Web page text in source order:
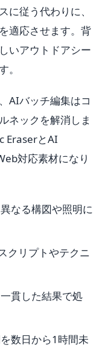
に従う代わりに、
適応させます。背
いアウトドアシー
。
AIバッチ編集はコ
ネックを解消しま
EraserとAI
対応素材になり
なる構図や照明に
クリプトやテクニ
貫した結果で処
数日から1時間未